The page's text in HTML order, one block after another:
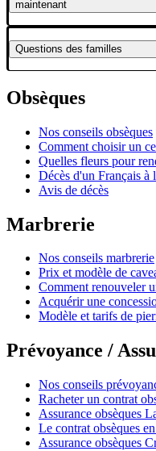
maintenant
Questions des familles
Obsèques
Nos conseils obsèques
Comment choisir un
Quelles fleurs pour
Décès d'un Français à
Avis de décès
Marbrerie
Nos conseils marbrerie
Prix et modèle de
Comment renouveler
Acquérir une
Modèle et tarifs de
Prévoyance /
Nos conseils
Racheter un contrat
Assurance obsèques
Le contrat obsèques
Assurance obsèques